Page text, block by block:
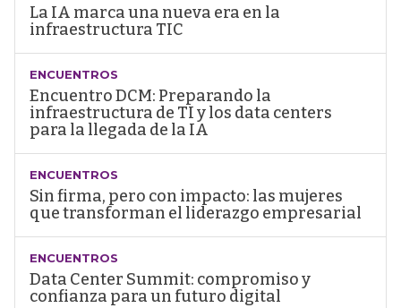
La IA marca una nueva era en la
infraestructura TIC
ENCUENTROS
Encuentro DCM: Preparando la
infraestructura de TI y los data centers
para la llegada de la IA
ENCUENTROS
Sin firma, pero con impacto: las mujeres
que transforman el liderazgo empresarial
ENCUENTROS
Data Center Summit: compromiso y
confianza para un futuro digital